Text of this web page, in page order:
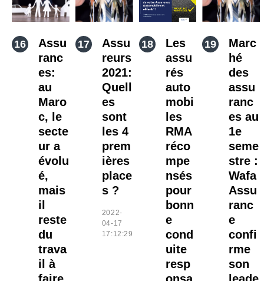
Assu
ranc
es:
au
Maro
c, le
secte
ur a
évolu
é,
mais
il
reste
du
trava
il à
Assu
reurs
2021:
Quell
es
sont
les 4
prem
ières
place
s ?
2022-
04-17
17:12:29
Les
assu
rés
auto
mobi
les
RMA
réco
mpe
nsés
pour
bonn
e
cond
uite
resp
Marc
hé
des
assu
ranc
es au
1e
seme
stre :
Wafa
Assu
ranc
e
confi
rme
son